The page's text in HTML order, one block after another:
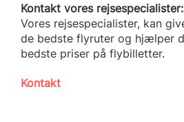
Kontakt vores rejsespecialister:
Vores rejsespecialister, kan
de bedste flyruter og hjælper
bedste priser på flybilletter.
Kontakt